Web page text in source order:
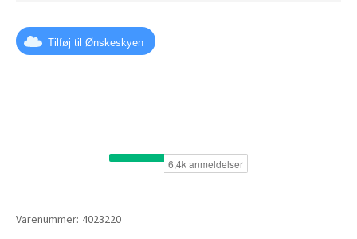
Tilføj til Ønskeskyen
Varenummer: 4023220